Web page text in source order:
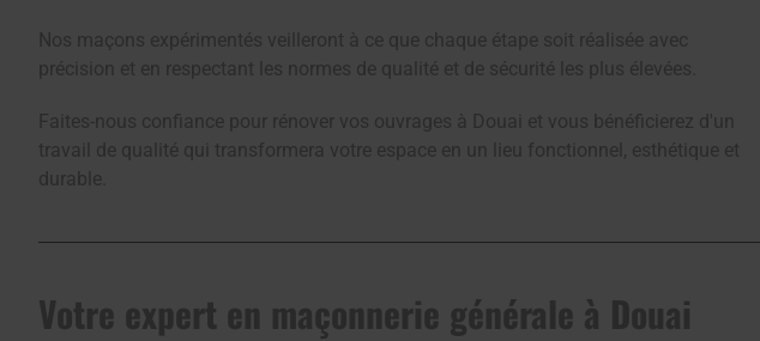
Nos maçons expérimentés veilleront à ce que chaque étape soit réalisée avec
précision et en respectant les normes de qualité et de sécurité les plus élevées.
Faites-nous confiance pour rénover vos ouvrages à Douai et vous bénéficierez d'un
travail de qualité qui transformera votre espace en un lieu fonctionnel, esthétique et
durable.
Votre expert en maçonnerie générale à Douai